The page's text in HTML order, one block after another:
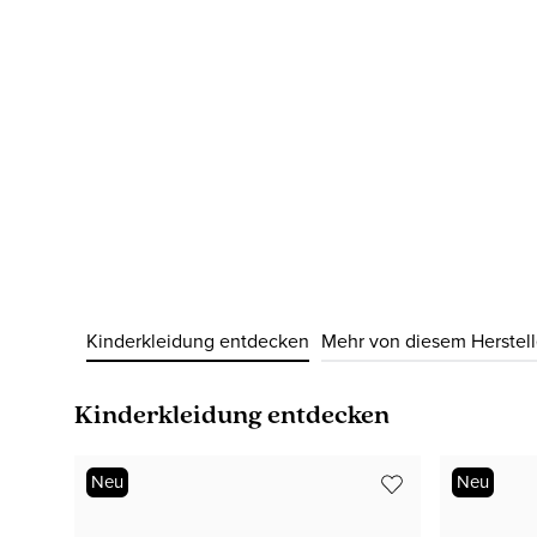
Kinderkleidung entdecken Mehr von diesem
Produktgalerie überspringen
Kinderkleidung entdecken
Neu Neu